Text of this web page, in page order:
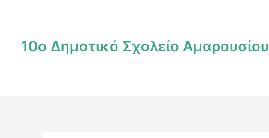
10ο Δημοτικό Σχολείο Αμαρουσίου